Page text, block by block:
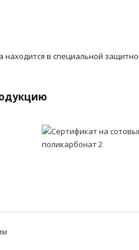
находится в специальной